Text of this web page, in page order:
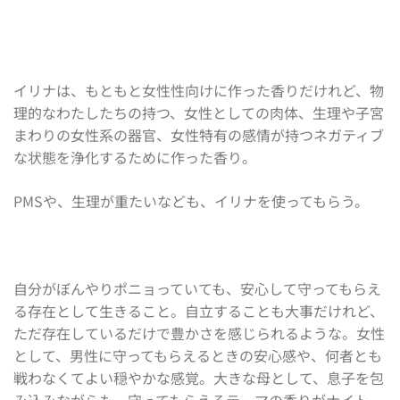
イリナは、もともと女性性向けに作った香りだけれど、物
理的なわたしたちの持つ、女性としての肉体、生理や子宮
まわりの女性系の器官、女性特有の感情が持つネガティブ
な状態を浄化するために作った香り。
PMSや、生理が重たいなども、イリナを使ってもらう。
自分がぼんやりポニョっていても、安心して守ってもらえ
る存在として生きること。自立することも大事だけれど、
ただ存在しているだけで豊かさを感じられるような。女性
として、男性に守ってもらえるときの安心感や、何者とも
戦わなくてよい穏やかな感覚。大きな母として、息子を包